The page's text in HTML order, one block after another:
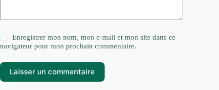
Enregistrer mon nom, mon e-mail et mon site dans ce
navigateur pour mon prochain commentaire.
Laisser un commentaire